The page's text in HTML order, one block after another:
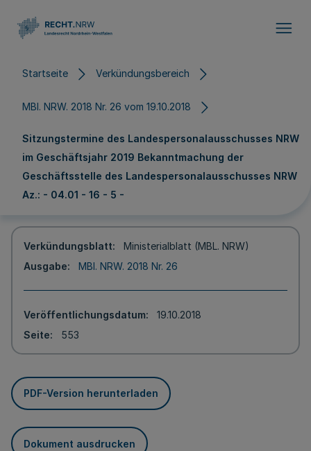
Startseite Verkündungsbereich
MBl. NRW. 2018 Nr. 26 vom 19.10.2018
Sitzungstermine des Landespersonalausschusses NRW
im Geschäftsjahr 2019 Bekanntmachung der
Geschäftsstelle des Landespersonalausschusses NRW
Az.: - 04.01 - 16 - 5 -
Verkündungsblatt
Ministerialblatt (MBL. NRW)
Ausgabe
MBl. NRW. 2018 Nr. 26
Veröffentlichungsdatum
19.10.2018
Seite
553
PDF-Version herunterladen
Dokument ausdrucken